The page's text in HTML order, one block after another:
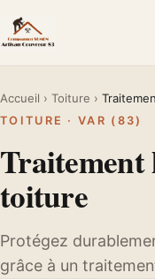
contenu
Accueil › Toiture ›
TOITURE · VAR (83)
toiture
Protégez
grâce à un